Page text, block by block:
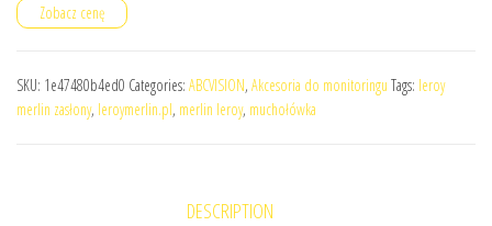
Zobacz cenę
SKU: 1e47480b4ed0 Categories: ABCVISION, Akcesoria do monitoringu Tags: leroy
merlin zasłony, leroymerlin.pl, merlin leroy, muchołówka
DESCRIPTION